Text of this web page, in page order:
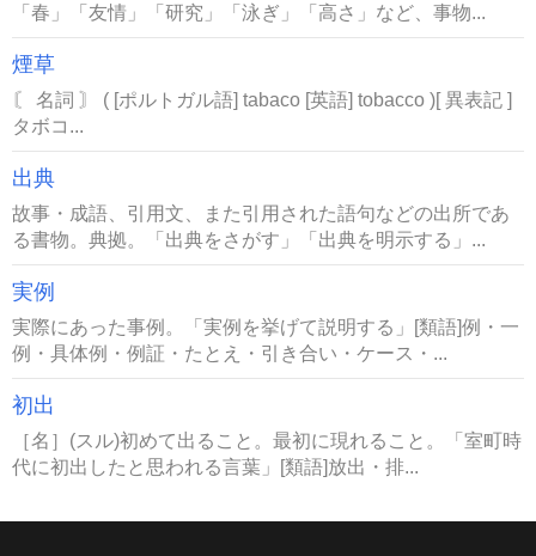
「春」「友情」「研究」「泳ぎ」「高さ」など、事物...
煙草
〘 名詞 〙 ( [ポルトガル語] tabaco [英語] tobacco )[ 異表記 ]
タボコ...
出典
故事・成語、引用文、また引用された語句などの出所であ
る書物。典拠。「出典をさがす」「出典を明示する」...
実例
実際にあった事例。「実例を挙げて説明する」[類語]例・一
例・具体例・例証・たとえ・引き合い・ケース・...
初出
［名］(スル)初めて出ること。最初に現れること。「室町時
代に初出したと思われる言葉」[類語]放出・排...